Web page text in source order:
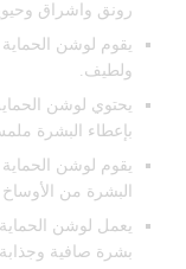
رونق واشراق
يقوم لوشن الحماية
ولطيف.
يحتوي لوشن
بإعطاء البشرة
يقوم لوشن الحماية
البشرة من الأوساخ
يعمل لوشن
بشرة صافية